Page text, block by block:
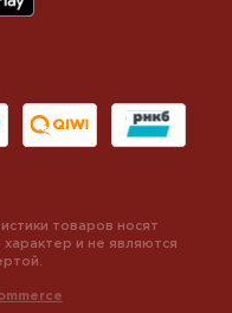
товаров носят
и не являются